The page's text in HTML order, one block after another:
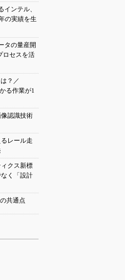
インテル、
の実績を生
タの量産開
ロセスを活
？／
る作業が1
認識技術
レール走
クス新標
く「設計
共通点